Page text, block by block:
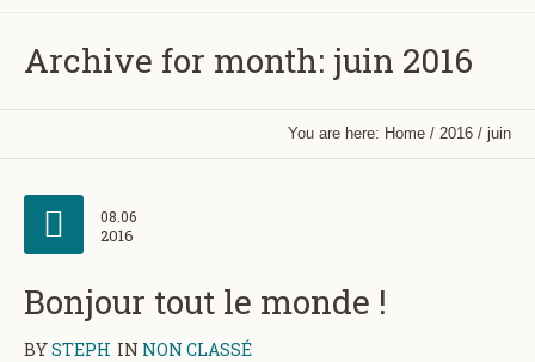
Archive for month: juin 2016
You are here: Home / 2016 / juin
08.06
2016
Bonjour tout le monde !
BYSTEPH IN NON CLASSÉ